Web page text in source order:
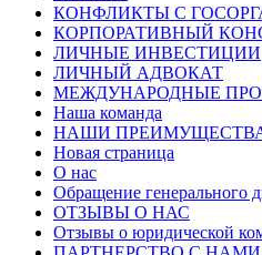
КОНФЛИКТЫ С
КОРПОРАТИВНЫЙ
ЛИЧНЫЕ ИНВЕСТИЦИИ
ЛИЧНЫЙ АДВОКАТ
МЕЖДУНАРОДНЫЕ
Наша команда
НАШИ
Новая страница
О нас
Обращение генерального
ОТЗЫВЫ О НАС
Отзывы о юридической